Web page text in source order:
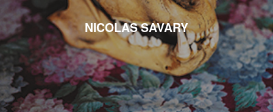
NICOLAS SAVARY